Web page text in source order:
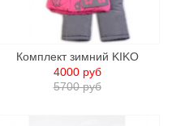
Комплект зимний KIKO
5700 руб
4000 руб